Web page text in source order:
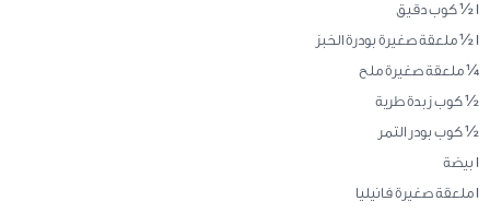
1 ½ كوب دقيق
1 ½ ملعقة صغيرة بودرة الخبز
¼ ملعقة صغيرة ملح
½ كوب زبدة طرية
½ كوب بودر التمر
1 بيضة
1 ملعقة صغيرة فانيليا